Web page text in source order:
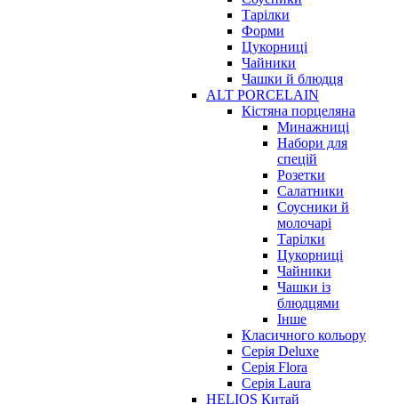
Тарілки
Форми
Цукорниці
Чайники
Чашки й блюдця
ALT PORCELAIN
Кістяна порцеляна
Минажниці
Набори для
спецій
Розетки
Салатники
Соусники й
молочарі
Тарілки
Цукорниці
Чайники
Чашки із
блюдцями
Інше
Класичного кольору
Серія Deluxe
Серія Flora
Серія Laura
HELIOS Китай